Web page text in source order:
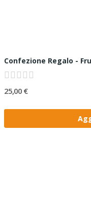
Confezione Regalo -
25,00 €